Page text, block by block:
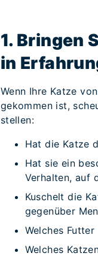
1. Bringen
in
Wenn Ihre Katze
gekommen ist,
stellen:
Hat die Katze
Hat sie ein
Verhalten, auf
Kuschelt die
gegenüber
Welches
Welches